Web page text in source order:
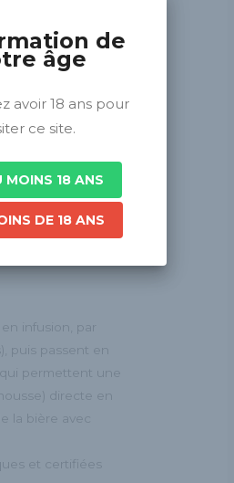
une brasserie à
Lyonnais.
depuis le
non
pour garder
en bouteille
infusion, par
puis passent en
permettent une
directe en
la bière avec
et certifiées
de
âge
avoir 18 ans pour
ce site.
MOINS 18 ANS
DE 18 ANS